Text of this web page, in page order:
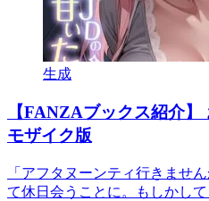
生成
【FANZAブックス紹介】
モザイク版
「アフタヌーンティ行きませ
て休日会うことに。もしかし